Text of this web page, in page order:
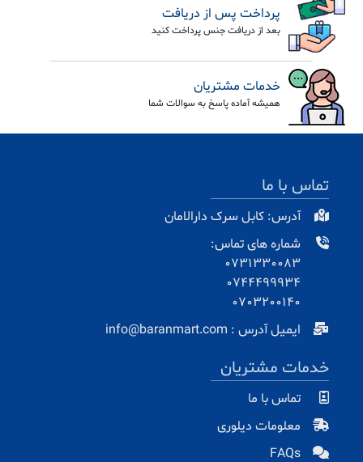
پرداخت پس از دریافت
بعد از دریافت جنس پرداخت کنید
خدمات مشتریان
همیشه آماده پاسخ به سوالات شما
تماس با ما
آدرس: کابل سرک دارالامان
شماره های تماس:
0731330083
0744499934
0703200140
ایمیل آدرس : info@baranmart.com
خدمات مشتریان
تماس با ما
معلومات دیلوری
FAQs